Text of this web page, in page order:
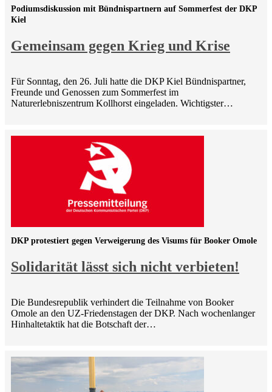
Gemeinsam gegen Krieg und Krise
Podiumsdiskussion mit Bündnispartnern auf Sommerfest der DKP
Kiel
Für Sonntag, den 26. Juli hatte die DKP Kiel Bündnispartner,
Freunde und Genossen zum Sommerfest im
Naturerlebniszentrum Kollhorst eingeladen. Wichtigster…
Solidarität lässt sich nicht verbieten!
DKP protestiert gegen Verweigerung des Visums für Booker Omole
Die Bundesrepublik verhindert die Teilnahme von Booker
Omole an den UZ-Friedenstagen der DKP. Nach wochenlanger
Hinhaltetaktik hat die Botschaft der…